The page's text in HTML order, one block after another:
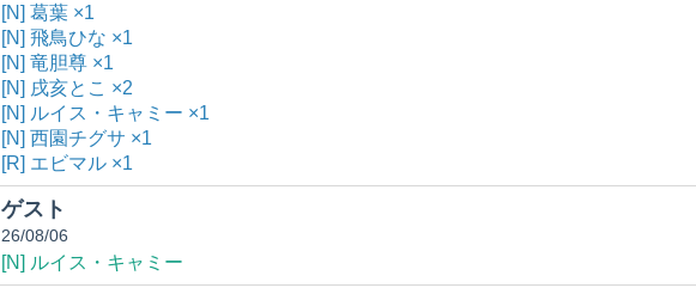
[N] 葛葉 ×1
[N] 飛鳥ひな ×1
[N] 竜胆尊 ×1
[N] 戌亥とこ ×2
[N] ルイス・キャミー ×1
[N] 西園チグサ ×1
[R] エビマル ×1
ゲスト
26/08/06
[N] ルイス・キャミー